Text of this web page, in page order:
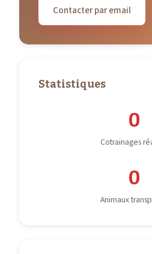
Contacter par email
Statistiques
0
Cotrainages
0
Animaux